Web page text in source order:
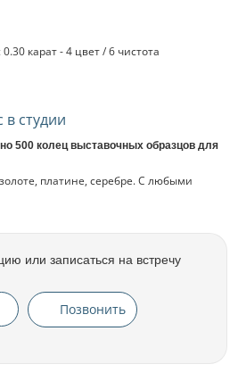
карат - 4 цвет / 6 чистота
студии
500 колец выставочных образцов для
платине, серебре. С любыми
или записаться на встречу
Позвонить